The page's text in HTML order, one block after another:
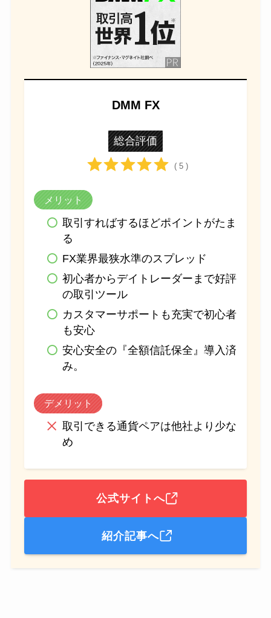
DMM FX
総合評価
( 5 )
メリット
取引すればするほどポイントがたま
る
FX業界最狭水準のスプレッド
初心者からデイトレーダーまで好評
の取引ツール
カスタマーサポートも充実で初心者
も安心
安心安全の『全額信託保全』導入済
み。
デメリット
取引できる通貨ペアは他社より少な
め
公式サイトへ
紹介記事へ